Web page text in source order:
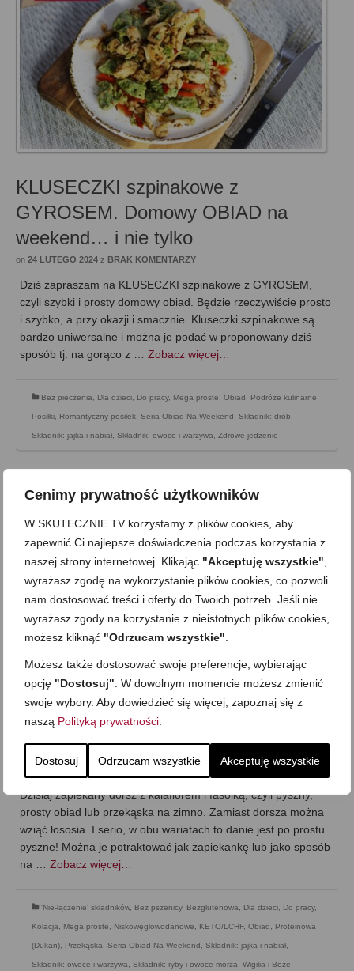
Cenimy prywatność użytkowników
W SKUTECZNIE.TV korzystamy z plików cookies, aby
zapewnić Ci najlepsze doświadczenia podczas korzystania z
naszej strony internetowej. Klikając "Akceptuję wszystkie"
wyrażasz zgodę na wykorzystanie plików cookies, co pozwoli
nam dostosować treści i oferty do Twoich potrzeb. Jeśli nie
wyrażasz zgody na korzystanie z nieistotnych plików cookies,
możesz kliknąć "Odrzucam wszystkie"
Możesz także dostosować swoje preferencje, wybierając
opcję "Dostosuj" . W dowolnym momencie możesz zmienić
swoje wybory. Aby dowiedzieć się więcej, zapoznaj się z
naszą Polityką prywatności
Dostosuj Odrzucam wszystkie Akceptuję wszystkie
KLUSECZKI szpinakowe z
GYROSEM. Domowy OBIAD na
weekend… i nie tylko
on 24 LUTEGO 2024 z BRAK KOMENTARZY
Dziś zapraszam na KLUSECZKI szpinakowe z GYROSEM,
czyli szybki i prosty domowy obiad. Będzie rzeczywiście prosto
i szybko, a przy okazji i smacznie. Kluseczki szpinakowe są
bardzo uniwersalne i można je podać w proponowany dziś
sposób tj. na gorąco z … Zobacz więcej…
Bez pieczenia, Dla dzieci, Do pracy, Mega proste, Obiad , Podróże kulinarne,
Posiłki, Romantyczny posiłek, Seria Obiad Na Weekend , Składnik: drób,
Składnik: jajka i nabiał, Składnik: owoce i warzywa, Zdrowe jedzenie
Zapiekany dorsz z kalafiorem i fasolką
(lub łosoś). Najlepszy sposób na rybę!
LCHF
10 LUTEGO 2024 BRAK KOMENTARZY
Dzisiaj zapiekany dorsz z kalafiorem i fasolką, czyli pyszny,
prosty obiad lub przekąska na zimno. Zamiast dorsza można
wziąć łososia. I serio, w obu wariatach to danie jest po prostu
pyszne! Można je potraktować jak zapiekankę lub jako sposób
na … Zobacz więcej…
'Nie-łączenie' składników, Bez pszenicy, Bezglutenowa Dla dzieci Do pracy,
Kolacja Mega proste Niskowęglowodanowe, KETO/LCHF, Obiad Proteinowa
(Dukan) Przekąska Seria Obiad Na Weekend Składnik: jajka i nabiał
Składnik: owoce i warzywa Składnik: ryby i owoce morza Wigilia i Boże